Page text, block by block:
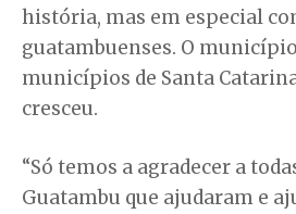
história, mas em especial
guatambuenses. O
municípios de Santa
cresceu.
“Só temos a agradecer a
Guatambu que ajudaram e